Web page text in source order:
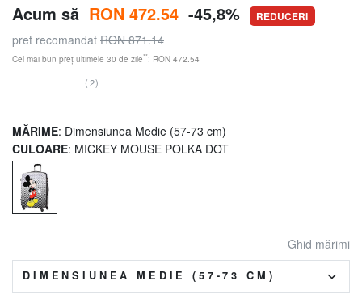
Acum să RON 472.54 -45,8% REDUCERI
pret recomandat RON 871.14
Cel mai bun preț ultimele 30 de zile**: RON 472.54
(2)
MĂRIME: Dimensiunea Medie (57-73 cm)
CULOARE: MICKEY MOUSE POLKA DOT
Ghid mărimi
DIMENSIUNEA MEDIE (57-73 CM)